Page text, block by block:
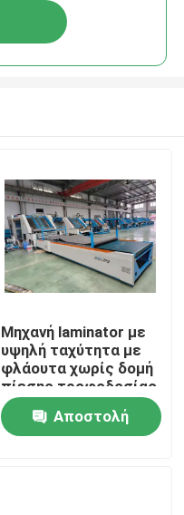
Μηχανή laminator με
υψηλή ταχύτητα με
φλάουτα χωρίς δομή
πίεσης τροφοδοσίας
και ψηφιακό έλεγχο
κόλλας για την
ελαχιστοποίηση της
Αποστολή